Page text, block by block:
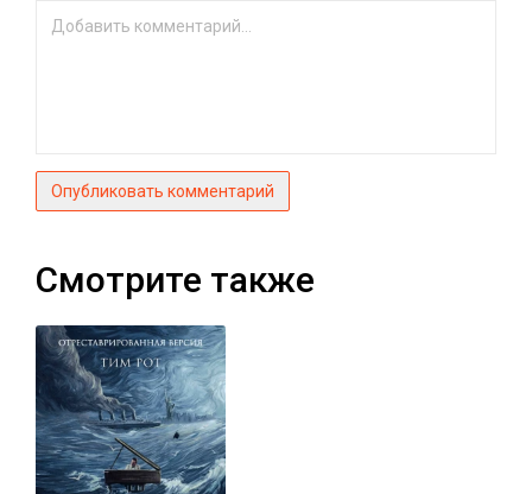
Опубликовать комментарий
Смотрите также